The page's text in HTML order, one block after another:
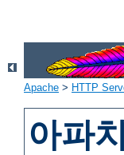
Apache > HTTP
아파